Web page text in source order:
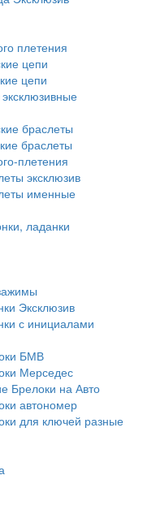
плетения
цепи
цепи
браслеты
браслеты
плетения
эксклюзив
именные
ладанки
Эксклюзив
с инициалами
БМВ
Мерседес
Брелоки на Авто
автономер
для ключей разные